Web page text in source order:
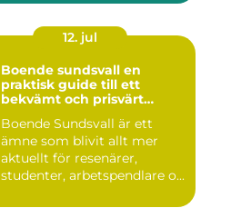
12. jul
Boende sundsvall en
praktisk guide till ett
bekvämt och prisvärt
Boende Sundsvall är ett
ämne som blivit allt mer
aktuellt för resenärer,
studenter, arbetspendlare o...